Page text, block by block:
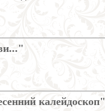
калейдоскоп"